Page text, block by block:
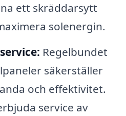
ett skräddarsytt
solenergin.
Regelbundet
säkerställer
och effektivitet.
service av